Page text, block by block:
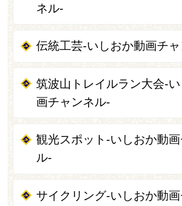
ネル-
伝統工芸-いしおか動画チ
筑波山トレイルラン大会-
画チャンネル-
観光スポット-いしおか動
ル-
サイクリング-いしおか動